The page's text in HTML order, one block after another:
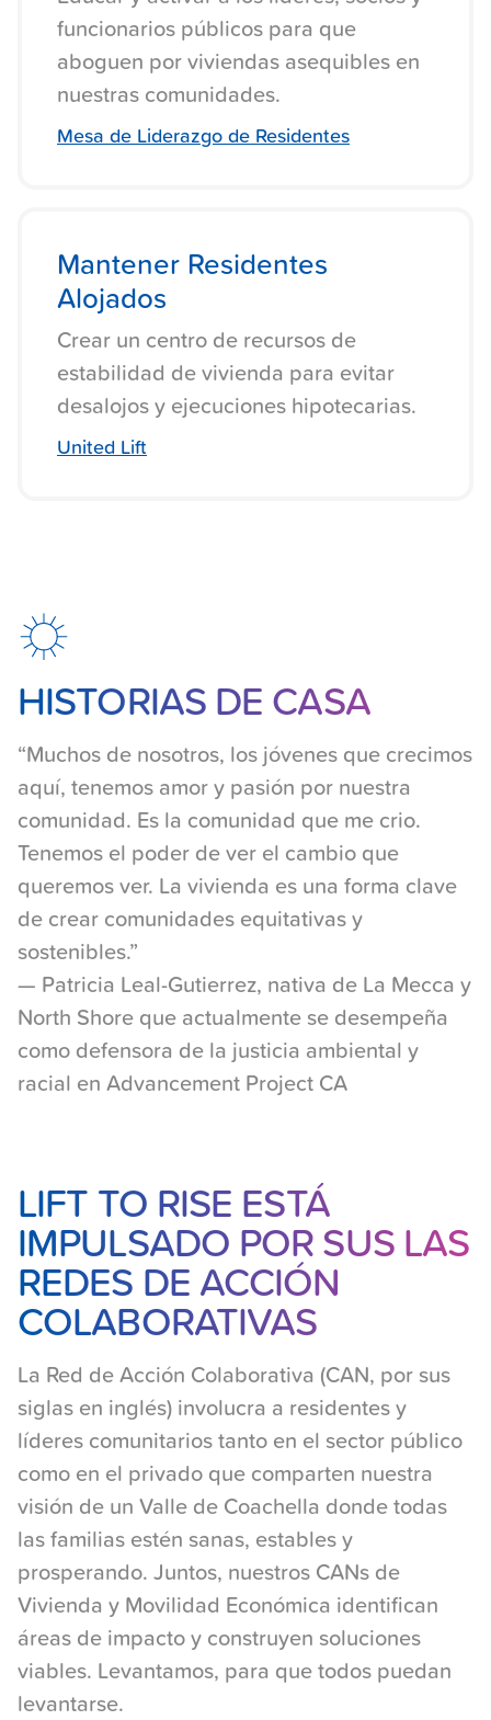
funcionarios públicos para que
aboguen por viviendas asequibles en
nuestras comunidades.
Mesa de Liderazgo de Residentes
Mantener Residentes
Alojados
Crear un centro de recursos de
estabilidad de vivienda para evitar
desalojos y ejecuciones hipotecarias.
United Lift
HISTORIAS DE CASA
“Muchos de nosotros, los jóvenes que crecimos
aquí, tenemos amor y pasión por nuestra
comunidad. Es la comunidad que me crio.
Tenemos el poder de ver el cambio que
queremos ver. La vivienda es una forma clave
de crear comunidades equitativas y
sostenibles.”
— Patricia Leal-Gutierrez, nativa de La Mecca y
North Shore que actualmente se desempeña
como defensora de la justicia ambiental y
racial en Advancement Project CA
LIFT TO RISE ESTÁ
IMPULSADO POR SUS LAS
REDES DE ACCIÓN
COLABORATIVAS
La Red de Acción Colaborativa (CAN, por sus
siglas en inglés) involucra a residentes y
líderes comunitarios tanto en el sector público
como en el privado que comparten nuestra
visión de un Valle de Coachella donde todas
las familias estén sanas, estables y
prosperando. Juntos, nuestros CANs de
Vivienda y Movilidad Económica identifican
áreas de impacto y construyen soluciones
viables. Levantamos, para que todos puedan
levantarse.